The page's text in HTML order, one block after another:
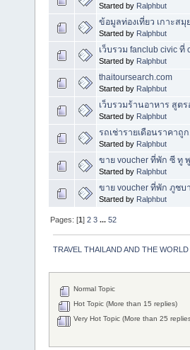
Started by Ralphbut
ข้อมูลท่องเที่ยว เกาะสมุ
Started by Ralphbut
เว็บรวม fanclub civic ที่
Started by Ralphbut
thaitoursearch.com
Started by Ralphbut
เว็บรวมร้านอาหาร สูต
Started by Ralphbut
รถเช่ารายเดือนราคาถู
Started by Ralphbut
ขาย voucher ที่พัก ซี ทู
Started by Ralphbut
ขาย voucher ที่พัก ภูชบ
Started by Ralphbut
Pages: [1]2 3 ...52
TRAVEL THAILAND AND THE WORLD
Normal Topic
Hot Topic (More than 15 replies)
Very Hot Topic (More than 25